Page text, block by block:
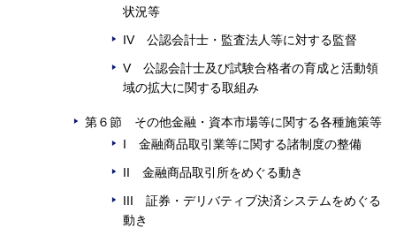
状況等
IV 公認会計士・監査法人等に対する監督
V 公認会計士及び試験合格者の育成と活動領
域の拡大に関する取組み
第６節 その他金融・資本市場等に関する各種施策等
I 金融商品取引業等に関する諸制度の整備
II 金融商品取引所をめぐる動き
III 証券・デリバティブ決済システムをめぐる
動き